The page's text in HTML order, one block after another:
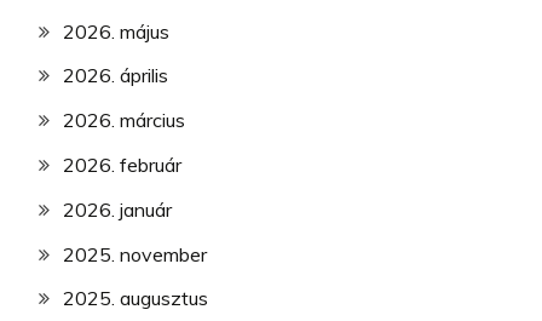
2026. május
2026. április
2026. március
2026. február
2026. január
2025. november
2025. augusztus